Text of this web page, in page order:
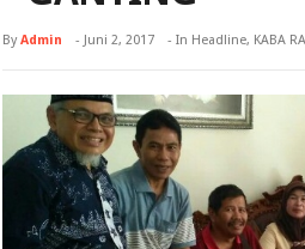
ByAdmin - Juni 2, 2017 - In Headline, KABA